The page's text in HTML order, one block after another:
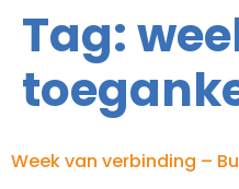
Tag:
Week van verbinding –